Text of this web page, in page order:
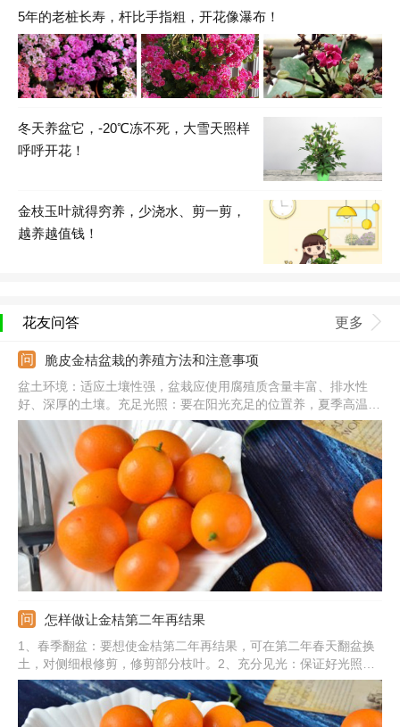
5年的老桩长寿，杆比手指粗，开花像瀑布！
冬天养盆它，-20℃冻不死，大雪天照样
呼呼开花！
金枝玉叶就得穷养，少浇水、剪一剪，
越养越值钱！
花友问答 更多
脆皮金桔盆栽的养殖方法和注意事项
盆土环境：适应土壤性强，盆栽应使用腐殖质含量丰富、排水性
好、深厚的土壤。充足光照：要在阳光充足的位置养，夏季高温天
气需在凉爽处养。补充水分：保持盆土处于微微湿润状，忌积水产
生，水分过量易烂根。注意事项：换盆的话可在春季进行，并在换
盆时剪掉生长不良的根系。
怎样做让金桔第二年再结果
1、春季翻盆：要想使金桔第二年再结果，可在第二年春天翻盆换
土，对侧细根修剪，修剪部分枝叶。2、充分见光：保证好光照，
养在光线明亮阳光充足的位置。3、及时修剪：盛果期结束后修剪
掉果实，还需清除掉枯枝烂叶。4、合理施肥：及时施加氮磷钾复
合肥，补充营养。5、适当浇水：根据金桔的生长需求，可以适当